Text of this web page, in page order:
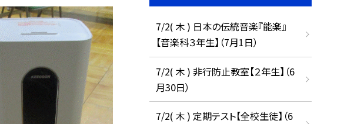
7/2( 木 ) 日本の伝統音楽『能楽』
【音楽科３年生】（7月1日）
7/2( 木 ) 非行防止教室【２年生】（6
月30日）
7/2( 木 ) 定期テスト【全校生徒】（6